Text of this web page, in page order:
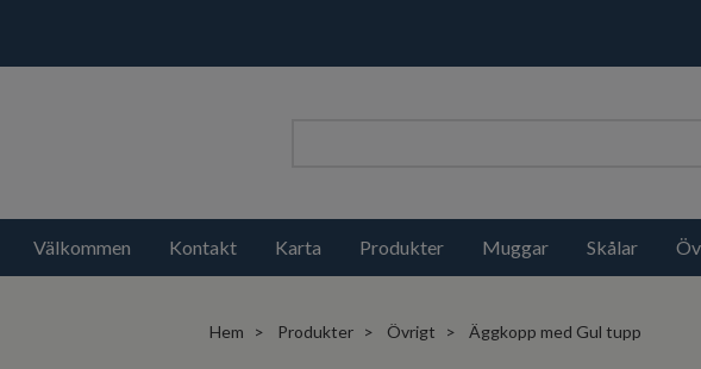
Välkommen Kontakt Karta Produkter Muggar Skålar
Hem Produkter Övrigt Äggkopp med Gul tupp